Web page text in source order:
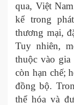
qua, Việt
kể trong
thương mại,
Tuy nhiên,
thuộc vào gia
còn hạn chế;
đồng bộ.
thể hóa và